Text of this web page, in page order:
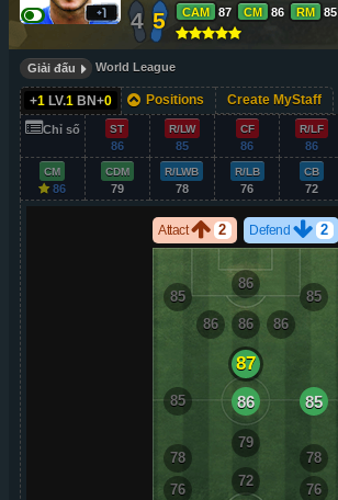
4 5 CAM 87 CM 86 RM 85
Giải đấu World League
+1 LV.1 BN+0 Positions Create MyStaff
Chỉ số ST
86
R/LW
85
CF
86
R/LF
86
CM
86
CDM
79
R/LWB
78
R/LB
76
CB
72
Attact 2 Defend 2
86
85
85
86
86
86
87
85 85
86
79
78
78
76
72
76